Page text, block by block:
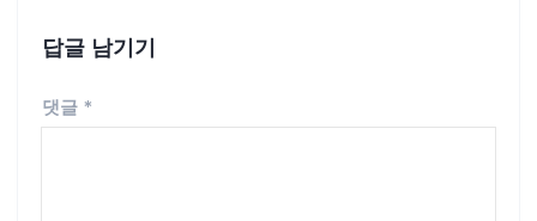
답글 남기기
댓글 *